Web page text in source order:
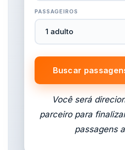
PASSAGEIROS
Buscar
Você será
parceiro para
passagens